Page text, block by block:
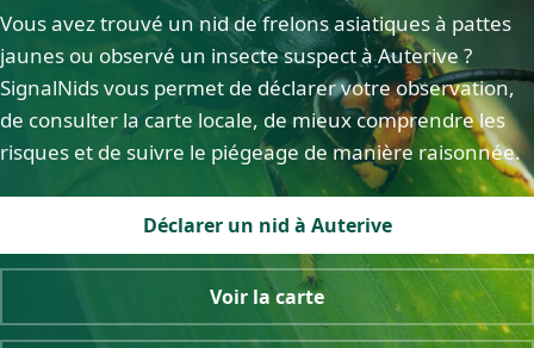
Vous avez trouvé un nid de frelons asiatiques à pattes
jaunes ou observé un insecte suspect à Auterive ?
SignalNids vous permet de déclarer votre observation,
de consulter la carte locale, de mieux comprendre les
risques et de suivre le piégeage de manière raisonnée.
Déclarer un nid à Auterive
Voir la carte